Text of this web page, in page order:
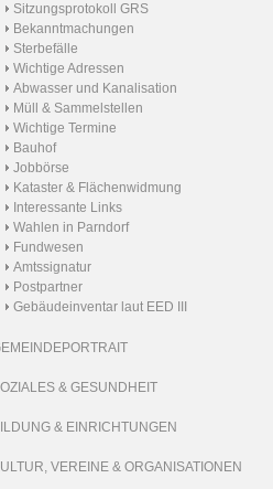
Sitzungsprotokoll GRS
Bekanntmachungen
Sterbefälle
Wichtige Adressen
Abwasser und Kanalisation
Müll & Sammelstellen
Wichtige Termine
Bauhof
Jobbörse
Kataster & Flächenwidmung
Interessante Links
Wahlen in Parndorf
Fundwesen
Amtssignatur
Postpartner
Gebäudeinventar laut EED III
& GESUNDHEIT
& EINRICHTUNGEN
VEREINE & ORGANISATIONEN